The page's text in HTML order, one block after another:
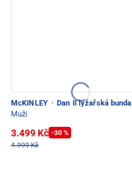
McKINLEY · Dan II lyžařská bunda
Muži
3.499 Kč -30 %
4.999 Kč